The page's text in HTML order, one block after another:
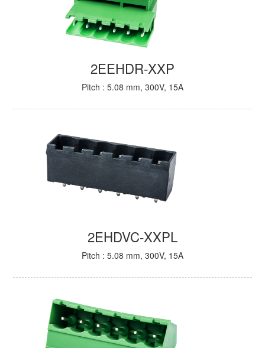
2EEHDR-XXP
Pitch : 5.08 mm, 300V, 15A
2EHDVC-XXPL
Pitch : 5.08 mm, 300V, 15A